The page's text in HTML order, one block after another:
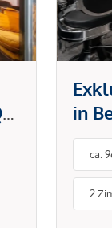
in
ca.
2